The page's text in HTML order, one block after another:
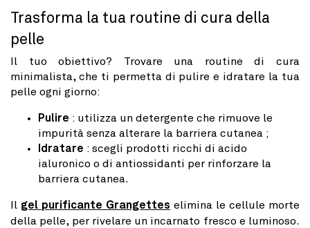
Trasforma la tua routine di cura della
pelle
Il tuo obiettivo? Trovare una routine di cura
minimalista, che ti permetta di pulire e idratare la tua
pelle ogni giorno:
Pulire : utilizza un detergente che rimuove le
impurità senza alterare la barriera cutanea ;
Idratare : scegli prodotti ricchi di acido
ialuronico o di antiossidanti per rinforzare la
barriera cutanea.
Il gel purificante Grangettes elimina le cellule morte
della pelle, per rivelare un incarnato fresco e luminoso.